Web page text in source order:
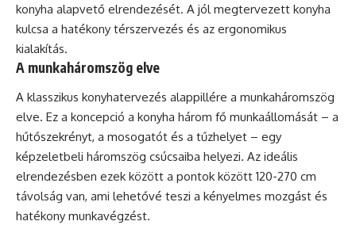
konyha alapvető elrendezését. A jól megtervezett konyha
kulcsa a hatékony térszervezés és az ergonomikus
kialakítás.
A munkaháromszög elve
A klasszikus konyhatervezés alappillére a munkaháromszög
elve. Ez a koncepció a konyha három fő munkaállomását – a
hűtőszekrényt, a mosogatót és a tűzhelyet – egy
képzeletbeli háromszög csúcsaiba helyezi. Az ideális
elrendezésben ezek között a pontok között 120-270 cm
távolság van, ami lehetővé teszi a kényelmes mozgást és
hatékony munkavégzést.